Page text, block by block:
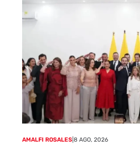
AMALFI ROSALES| 8 AGO, 2026